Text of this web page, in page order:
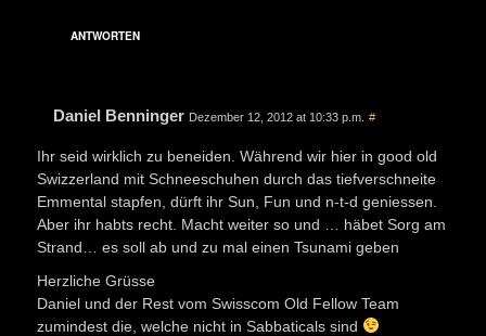
ANTWORTEN
Daniel Benninger Dezember 12, 2012 at 10:33 p.m. #
Ihr seid wirklich zu beneiden. Während wir hier in good old
Swizzerland mit Schneeschuhen durch das tiefverschneite
Emmental stapfen, dürft ihr Sun, Fun und n-t-d geniessen.
Aber ihr habts recht. Macht weiter so und … häbet Sorg am
Strand… es soll ab und zu mal einen Tsunami geben
Herzliche Grüsse
Daniel und der Rest vom Swisscom Old Fellow Team
zumindest die, welche nicht in Sabbaticals sind